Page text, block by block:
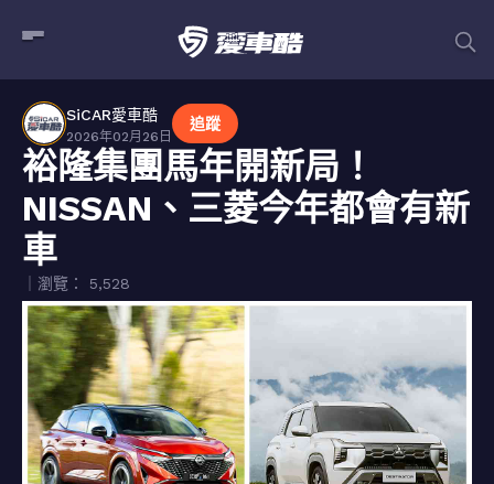
SiCAR愛車酷
2026年02月26日
追蹤
裕隆集團馬年開新局！
NISSAN、三菱今年都會有新
車
｜瀏覽： 5,528